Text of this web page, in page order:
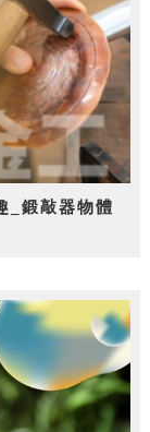
_鍛敲器物體